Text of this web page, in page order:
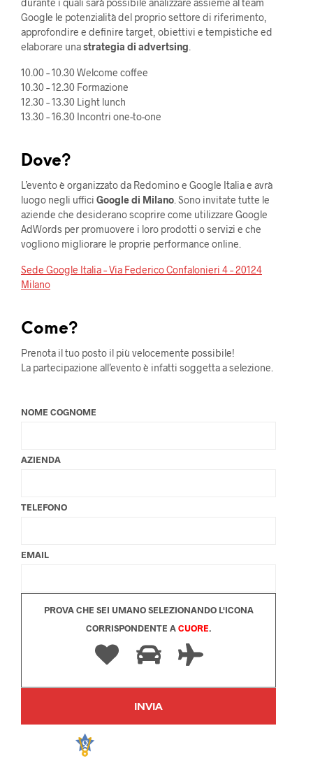
durante i quali sarà possibile analizzare assieme al team
Google le potenzialità del proprio settore di riferimento,
approfondire e definire target, obiettivi e tempistiche ed
elaborare unastrategia di advertsing
10.00 – 10.30 Welcome coffee
10.30 – 12.30 Formazione
12.30 – 13.30 Light lunch
13.30 – 16.30 Incontri one-to-one
Dove?
L’evento è organizzato da Redomino e Google Italia e avrà
luogo negli uffici Google di Milano . Sono invitate tutte le
aziende che desiderano scoprire come utilizzare Google
AdWords per promuovere i loro prodotti o servizi e che
vogliono migliorare le proprie performance online.
Sede Google Italia – Via Federico Confalonieri 4 – 20124
Milano
Come?
Prenota il tuo posto il più velocemente possibile!
La partecipazione all’evento è infatti soggetta a selezione.
NOME COGNOME
AZIENDA
TELEFONO
EMAIL
PROVA CHE SEI UMANO SELEZIONANDO L'ICONA
CORRISPONDENTE ACUORE.